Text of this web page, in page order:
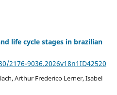
life cycle stages in brazilian
2176-9036.2026v18n1ID42520
Arthur Frederico Lerner, Isabel